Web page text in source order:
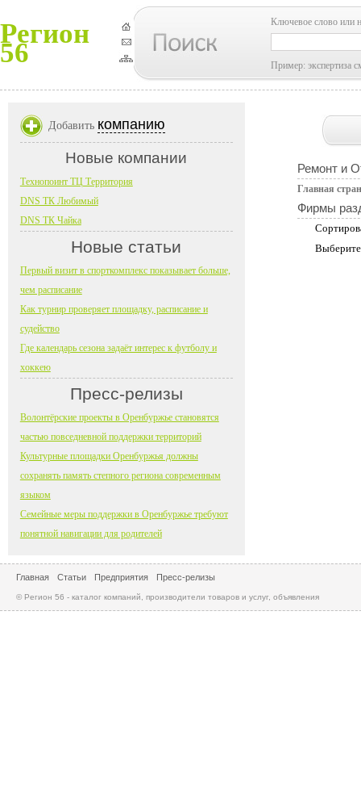
Регион
56
Ключевое слово или
Пример: экспертиза
Ремонт и
Главная
Фирмы
Добавить компанию
Новые компании
Технопоинт ТЦ Территория
DNS ТК Любимый
DNS ТК Чайка
Новые статьи
Первый визит в спорткомплекс показывает больше,
чем расписание
Как турнир проверяет площадку, расписание и
судейство
Где календарь сезона задаёт интерес к футболу и
хоккею
Пресс-релизы
Волонтёрские проекты в Оренбуржье становятся
частью повседневной поддержки территорий
Культурные площадки Оренбуржья должны
сохранять память степного региона современным
языком
Семейные меры поддержки в Оренбуржье требуют
понятной навигации для родителей
Главная Статьи Предприятия Пресс-релизы
© Регион 56 - каталог компаний, производители товаров и услуг, объявления